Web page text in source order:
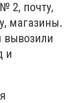
2, почту,
магазины.
вывозили
и